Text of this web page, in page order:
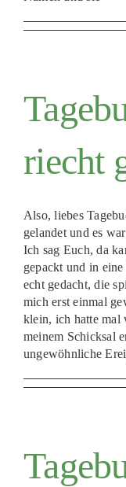
riecht
Also, liebes
gelandet und es
Ich sag Euch, da
gepackt und in
echt gedacht, die
mich erst einmal
klein, ich hatte mal
meinem Schicksal
ungewöhnliche